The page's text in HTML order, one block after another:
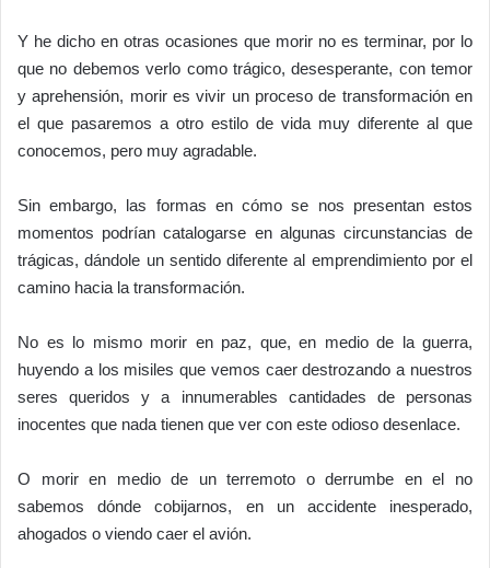
Y he dicho en otras ocasiones que morir no es terminar, por lo
que no debemos verlo como trágico, desesperante, con temor
y aprehensión, morir es vivir un proceso de transformación en
el que pasaremos a otro estilo de vida muy diferente al que
conocemos, pero muy agradable.
Sin embargo, las formas en cómo se nos presentan estos
momentos podrían catalogarse en algunas circunstancias de
trágicas, dándole un sentido diferente al emprendimiento por el
camino hacia la transformación.
No es lo mismo morir en paz, que, en medio de la guerra,
huyendo a los misiles que vemos caer destrozando a nuestros
seres queridos y a innumerables cantidades de personas
inocentes que nada tienen que ver con este odioso desenlace.
O morir en medio de un terremoto o derrumbe en el no
sabemos dónde cobijarnos, en un accidente inesperado,
ahogados o viendo caer el avión.